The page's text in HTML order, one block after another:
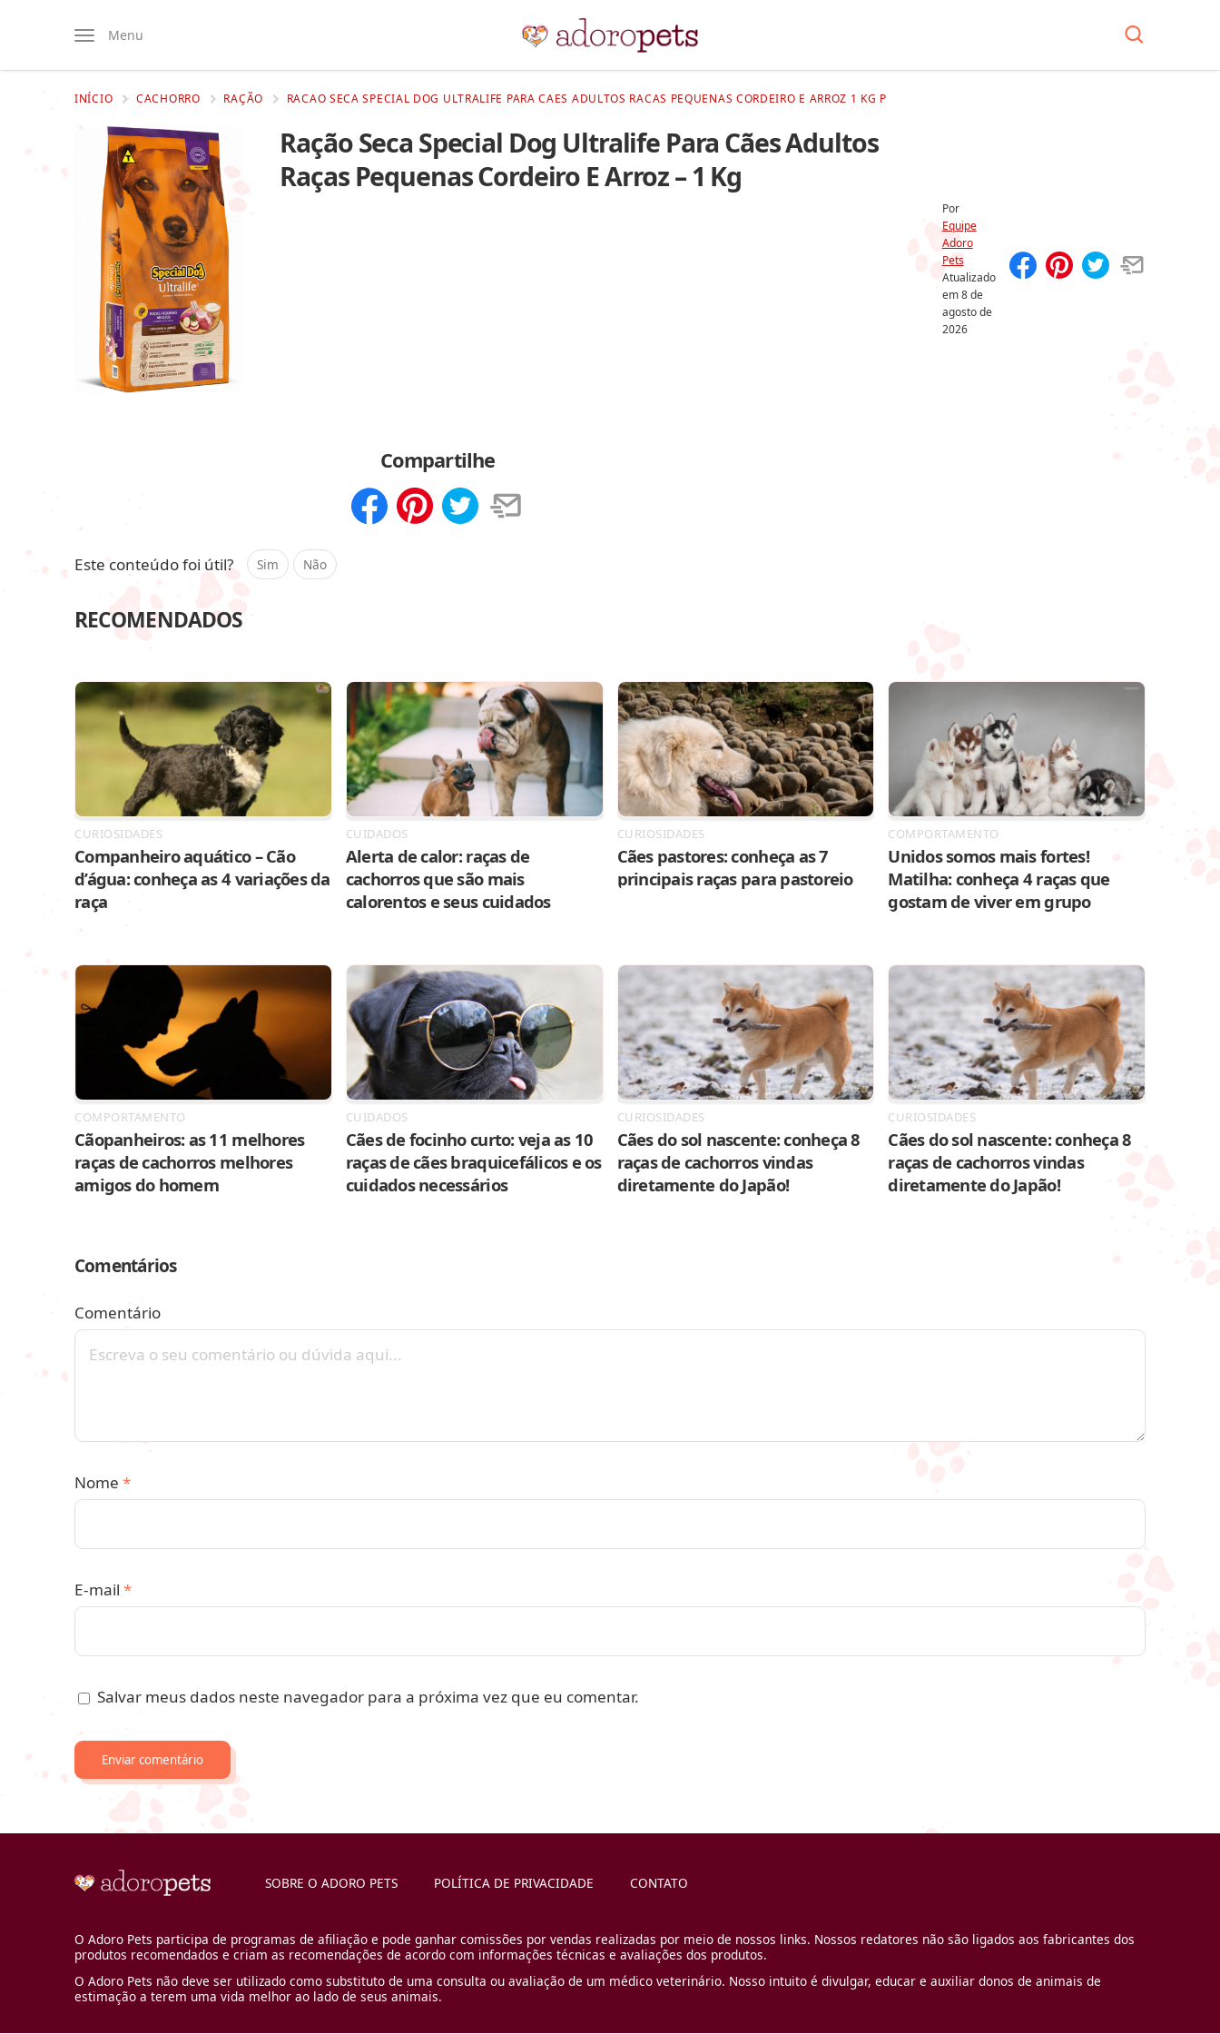
Menu
INÍCIO CACHORRO RAÇÃO RACAO SECA SPECIAL DOG ULTRALIFE PARA CAES ADULTOS RACAS PEQUENAS CORDEIRO E ARROZ 1 KG P
Ração Seca Special Dog Ultralife Para Cães Adultos
Raças Pequenas Cordeiro E Arroz – 1 Kg
Por
Equipe
Adoro
Pets
Atualizado
em8 de
agosto de
2026
Compartilhe
Este conteúdo foi útil? Sim Não
RECOMENDADOS
CURIOSIDADES
Companheiro aquático – Cão
d’água: conheça as 4 variações da
raça
CUIDADOS
Alerta de calor: raças de
cachorros que são mais
calorentos e seus cuidados
CURIOSIDADES
Cães pastores: conheça as 7
principais raças para pastoreio
COMPORTAMENTO
Unidos somos mais fortes!
Matilha: conheça 4 raças que
gostam de viver em grupo
COMPORTAMENTO
Cãopanheiros: as 11 melhores
raças de cachorros melhores
amigos do homem
CUIDADOS
Cães de focinho curto: veja as 10
raças de cães braquicefálicos e os
cuidados necessários
CURIOSIDADES
Cães do sol nascente: conheça 8
raças de cachorros vindas
diretamente do Japão!
CURIOSIDADES
Cães do sol nascente: conheça 8
raças de cachorros vindas
diretamente do Japão!
Comentários
Comentário
Nome *
E-mail *
Salvar meus dados neste navegador para a próxima vez que eu comentar.
SOBRE O ADORO PETS POLÍTICA DE PRIVACIDADE CONTATO
O Adoro Pets participa de programas de afiliação e pode ganhar comissões por vendas realizadas por meio de nossos links. Nossos redatores não são ligados aos fabricantes dos
produtos recomendados e criam as recomendações de acordo com informações técnicas e avaliações dos produtos.
O Adoro Pets não deve ser utilizado como substituto de uma consulta ou avaliação de um médico veterinário. Nosso intuito é divulgar, educar e auxiliar donos de animais de
estimação a terem uma vida melhor ao lado de seus animais.